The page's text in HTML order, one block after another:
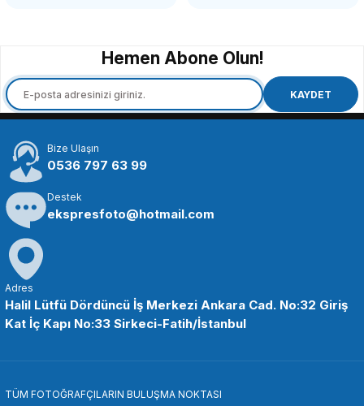
OEM Marka D500 D600 D610 D7100 D7200 D750 D800 D810 D4 DF Lcd
98,21 TL
OEM
OEM Marka Nikon D3100/D3200/D3300 Lcd Koruma Camı
Hemen Abone Olun!
KAYDET
Bize Ulaşın
0536 797 63 99
Destek
ekspresfoto@hotmail.com
Adres
Halil Lütfü Dördüncü İş Merkezi Ankara Cad. No:32 Giriş
Kat İç Kapı No:33 Sirkeci-Fatih/İstanbul
TÜM FOTOĞRAFÇILARIN BULUŞMA NOKTASI